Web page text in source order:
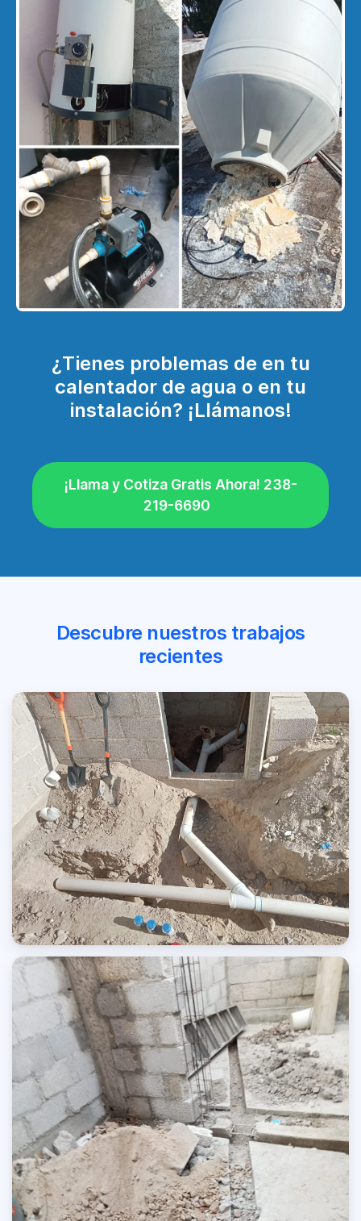
¿Tienes problemas de en tu
calentador de agua o en tu
instalación? ¡Llámanos!
¡Llama y Cotiza Gratis Ahora! 238-
219-6690
Descubre nuestros trabajos
recientes